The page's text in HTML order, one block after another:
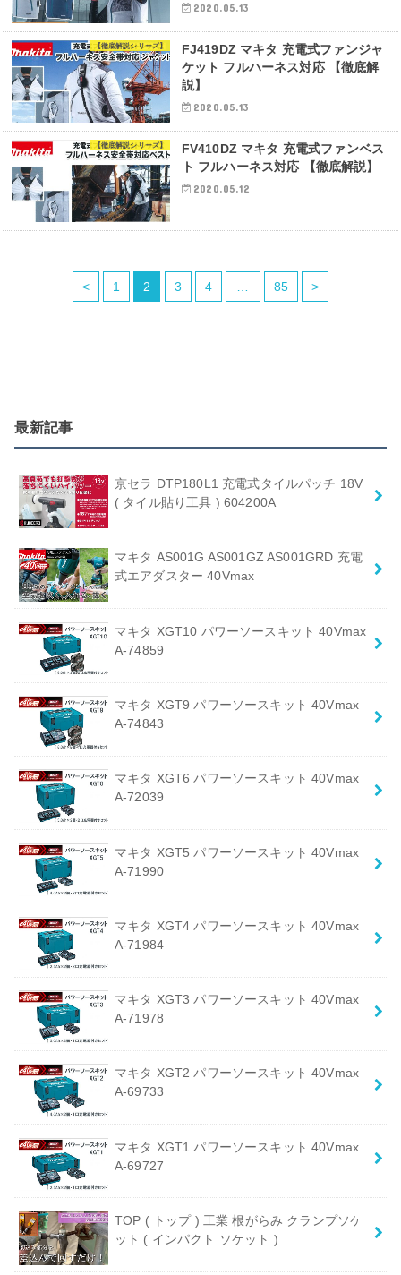
2020.05.13
【徹底解説シリーズ】
FJ419DZ マキタ 充電式ファンジャ
ケット フルハーネス対応 【徹底解
説】
2020.05.13
【徹底解説シリーズ】
FV410DZ マキタ 充電式ファンベス
ト フルハーネス対応 【徹底解説】
2020.05.12
< 1 2 3 4 … 85 >
最新記事
京セラ DTP180L1 充電式タイルパッチ 18V
( タイル貼り工具 ) 604200A
マキタ AS001G AS001GZ AS001GRD 充電
式エアダスター 40Vmax
マキタ XGT10 パワーソースキット 40Vmax
A-74859
マキタ XGT9 パワーソースキット 40Vmax
A-74843
マキタ XGT6 パワーソースキット 40Vmax
A-72039
マキタ XGT5 パワーソースキット 40Vmax
A-71990
マキタ XGT4 パワーソースキット 40Vmax
A-71984
マキタ XGT3 パワーソースキット 40Vmax
A-71978
マキタ XGT2 パワーソースキット 40Vmax
A-69733
マキタ XGT1 パワーソースキット 40Vmax
A-69727
TOP ( トップ ) 工業 根がらみ クランプソケ
ット ( インパクト ソケット )